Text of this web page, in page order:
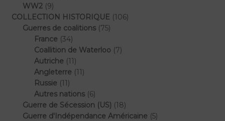
WW2 99
produits
COLLECTION HISTORIQUE 106106
Guerres de coalitions 7575
France 3434
produits
Coallition de Waterloo 77
Autriche 1111
produits
Angleterre 1111
Russie 1111
produits
Autres nations 66
produits
Guerre de Sécession (US) 1818
produits
Guerre d'Indépendance Américaine 55